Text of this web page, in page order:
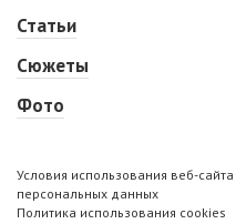
Статьи
Сюжеты
Фото
Условия использования веб-
персональных данных
Политика использования cookies